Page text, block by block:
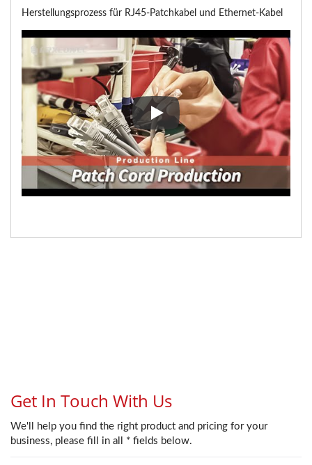
Herstellungsprozess für RJ45-Patchkabel und Ethernet-Kabel
Herstellungsprozess für RJ45-